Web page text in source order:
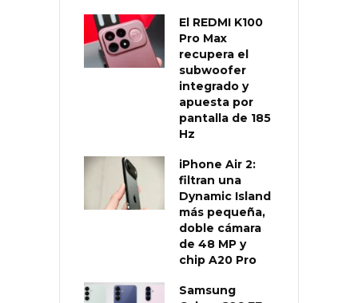
El REDMI K100
Pro Max
recupera el
subwoofer
integrado y
apuesta por
pantalla de 185
Hz
iPhone Air 2:
filtran una
Dynamic Island
más pequeña,
doble cámara
de 48 MP y
chip A20 Pro
Samsung